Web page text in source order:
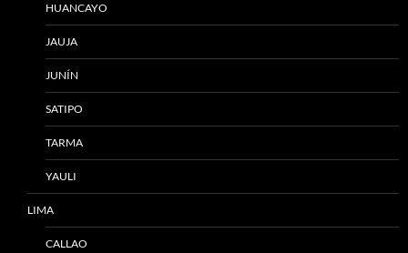
HUANCAYO
JAUJA
JUNÍN
SATIPO
TARMA
YAULI
LIMA
CALLAO